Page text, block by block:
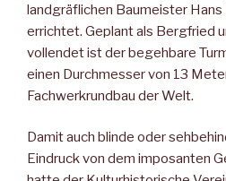
landgräflichen Baumeister
errichtet. Geplant als Bergfried
vollendet ist der begehbare
einen Durchmesser von 13
Fachwerkrundbau der Welt.
Damit auch blinde oder
Eindruck von dem imposanten